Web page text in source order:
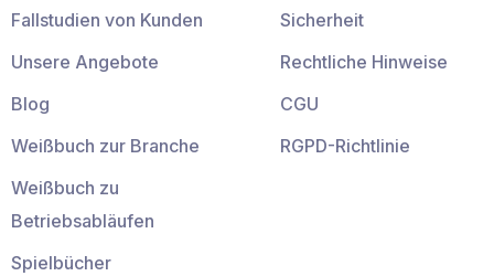
Fallstudien von Kunden
Unsere Angebote
Blog
Weißbuch zur Branche
Weißbuch zu
Betriebsabläufen
Spielbücher
Sicherheit
Rechtliche Hinweise
CGU
RGPD-Richtlinie